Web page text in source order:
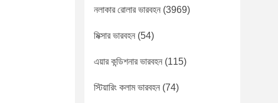
নলাকার রোলার ভারবহন (3969)
মিক্সার ভারবহন (54)
এয়ার কন্ডিশনার ভারবহন (115)
স্টিয়ারিং কলাম ভারবহন (74)